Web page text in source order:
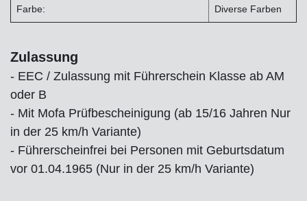
Farbe: Diverse Farben
Zulassung
- EEC / Zulassung mit Führerschein Klasse ab AM
oder B
- Mit Mofa Prüfbescheinigung (ab 15/16 Jahren Nur
in der 25 km/h Variante)
- Führerscheinfrei bei Personen mit Geburtsdatum
vor 01.04.1965 (Nur in der 25 km/h Variante)